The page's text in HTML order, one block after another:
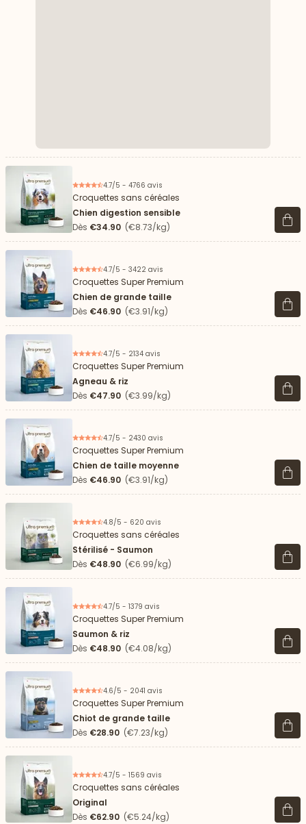
4.7/5 - 4766 avis
Croquettes sans céréales
Chien digestion sensible
Dès €34.90 (€8.73/kg) Voir
4.7/5 - 3422 avis
Croquettes Super Premium
Chien de grande taille
Dès €46.90 (€3.91/kg) Voir
4.7/5 - 2134 avis
Croquettes Super Premium
Agneau & riz
Dès €47.90 (€3.99/kg) Voir
4.7/5 - 2430 avis
Croquettes Super Premium
Chien de taille moyenne
Dès €46.90 (€3.91/kg) Voir
4.8/5 - 620 avis
Croquettes sans céréales
Stérilisé - Saumon
Dès €48.90 (€6.99/kg) Voir
4.7/5 - 1379 avis
Croquettes Super Premium
Saumon & riz
Dès €48.90 (€4.08/kg) Voir
4.6/5 - 2041 avis
Croquettes Super Premium
Chiot de grande taille
Dès €28.90 (€7.23/kg) Voir
4.7/5 - 1569 avis
Croquettes sans céréales
Original
Dès €62.90 (€5.24/kg) Voir